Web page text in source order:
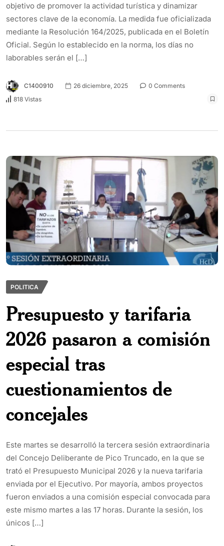
objetivo de promover la actividad turística y dinamizar
sectores clave de la economía. La medida fue oficializada
mediante la Resolución 164/2025, publicada en el Boletín
Oficial. Según lo establecido en la norma, los días no
laborables serán el […]
C1400910 26 diciembre, 2025
0 Comments
818 Vistas
POLITICA
Presupuesto y tarifaria
2026 pasaron a comisión
especial tras
cuestionamientos de
concejales
Este martes se desarrolló la tercera sesión extraordinaria
del Concejo Deliberante de Pico Truncado, en la que se
trató el Presupuesto Municipal 2026 y la nueva tarifaria
enviada por el Ejecutivo. Por mayoría, ambos proyectos
fueron enviados a una comisión especial convocada para
este mismo martes a las 17 horas. Durante la sesión, los
únicos […]